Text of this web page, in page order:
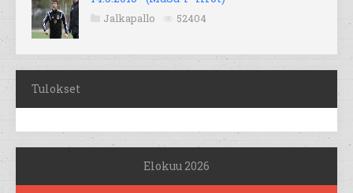
Jalkapallo 52404
Tulokset
Elokuu 2026